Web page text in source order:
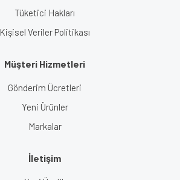
Tüketici Hakları
Kişisel Veriler Politikası
Müşteri Hizmetleri
Gönderim Ücretleri
Yeni Ürünler
Markalar
İletişim